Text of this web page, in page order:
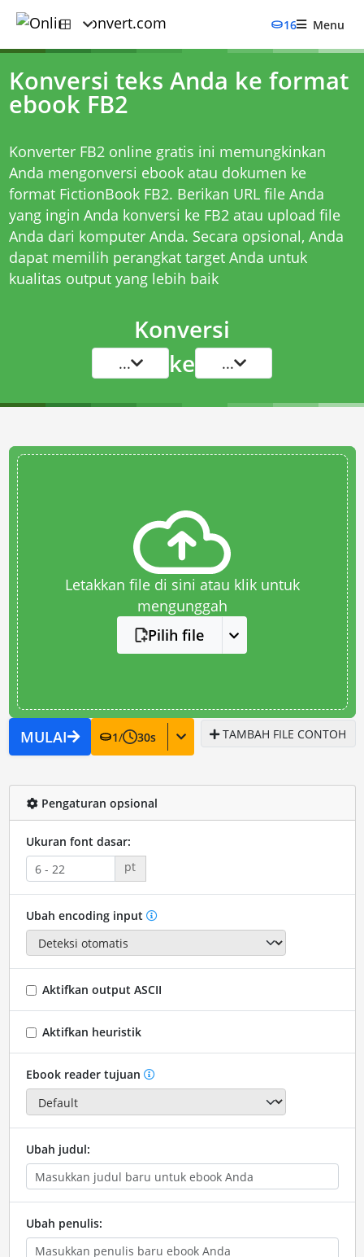
16 Menu
Konversi teks Anda ke format
ebook FB2
Konverter FB2 online gratis ini memungkinkan
Anda mengonversi ebook atau dokumen ke
format FictionBook FB2. Berikan URL file Anda
yang ingin Anda konversi ke FB2 atau upload file
Anda dari komputer Anda. Secara opsional, Anda
dapat memilih perangkat target Anda untuk
kualitas output yang lebih baik
Konversi
... ke ...
Letakkan file di sini atau klik untuk
mengunggah
Pilih file
MULAI 1/ 30s TAMBAH FILE CONTOH
Pengaturan opsional
Ukuran font dasar:
pt
Ubah encoding input
Aktifkan output ASCII
Aktifkan heuristik
Ebook reader tujuan
Ubah judul:
Ubah penulis: